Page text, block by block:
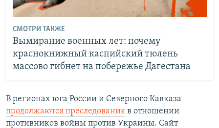
СМОТРИ ТАКЖЕ
Вымирание военных лет: почему
краснокнижный каспийский тюлень
массово гибнет на побережье Дагестана
В регионах юга России и Северного Кавказа
продолжаются преследования в отношении
противников войны против Украины. Сайт